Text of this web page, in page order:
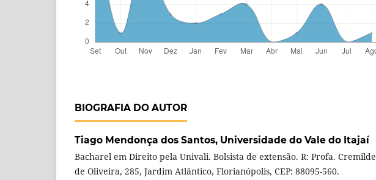
BIOGRAFIA DO AUTOR
Tiago Mendonça dos Santos, Universidade do Vale do Itajaí
Bacharel em Direito pela Univali. Bolsista de extensão. R: Profa. Cremilde
de Oliveira, 285, Jardim Atlântico, Florianópolis, CEP: 88095-560.